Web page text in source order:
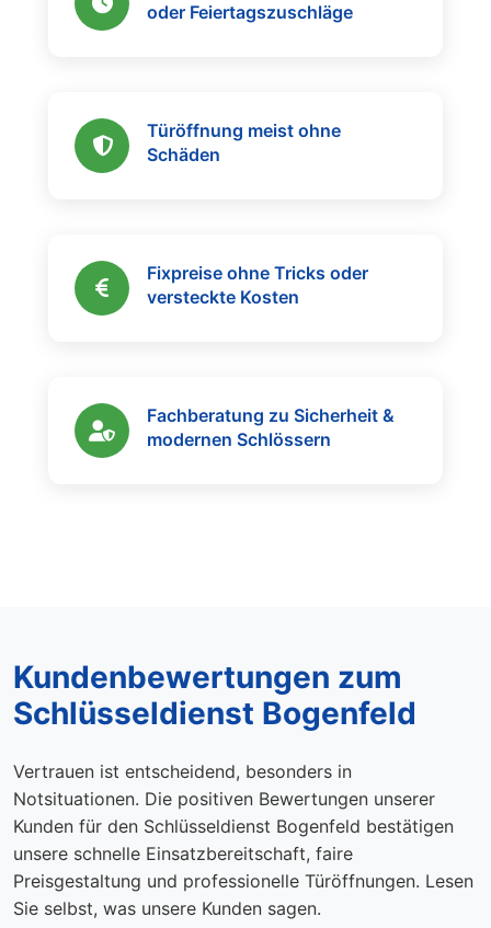
oder Feiertagszuschläge
Türöffnung meist ohne
Schäden
Fixpreise ohne Tricks oder
versteckte Kosten
Fachberatung zu Sicherheit &
modernen Schlössern
Kundenbewertungen zum
Schlüsseldienst Bogenfeld
Vertrauen ist entscheidend, besonders in
Notsituationen. Die positiven Bewertungen unserer
Kunden für den Schlüsseldienst Bogenfeld bestätigen
unsere schnelle Einsatzbereitschaft, faire
Preisgestaltung und professionelle Türöffnungen. Lesen
Sie selbst, was unsere Kunden sagen.